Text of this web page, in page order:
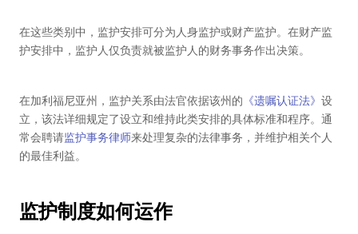
在这些类别中，监护安排可分为人身监护或财产监护。在财产监
护安排中，监护人仅负责就被监护人的财务事务作出决策。
在加利福尼亚州，监护关系由法官依据该州的 《遗嘱认证法》 设
立，该法详细规定了设立和维持此类安排的具体标准和程序。通
常会聘请监护事务律师来处理复杂的法律事务，并维护相关个人
的最佳利益。
监护制度如何运作